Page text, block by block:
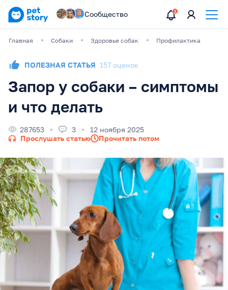
Сообщество
Главная Собаки Здоровье собак Профилактика
ПОЛЕЗНАЯ СТАТЬЯ 157 оценок
Запор у собаки – симптомы
и что делать
287653 3
12 ноября 2025
Прослушать статью
Прочитать потом